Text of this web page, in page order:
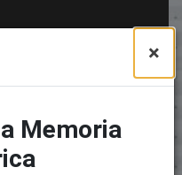
×
Memoria